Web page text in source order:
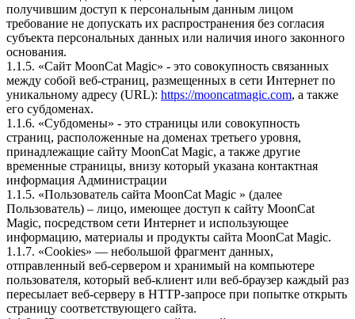
получившим доступ к персональным данным лицом
требование не допускать их распространения без согласия
субъекта персональных данных или наличия иного законного
основания.
1.1.5. «Сайт MoonCat Magic» - это совокупность связанных
между собой веб-страниц, размещенных в сети Интернет по
уникальному адресу (URL): https://mooncatmagic.com, а также
его субдоменах.
1.1.6. «Субдомены» - это страницы или совокупность
страниц, расположенные на доменах третьего уровня,
принадлежащие сайту MoonCat Magic, а также другие
временные страницы, внизу который указана контактная
информация Администрации
1.1.5. «Пользователь сайта MoonCat Magic » (далее
Пользователь) – лицо, имеющее доступ к сайту MoonCat
Magic, посредством сети Интернет и использующее
информацию, материалы и продукты сайта MoonCat Magic.
1.1.7. «Cookies» — небольшой фрагмент данных,
отправленный веб-сервером и хранимый на компьютере
пользователя, который веб-клиент или веб-браузер каждый раз
пересылает веб-серверу в HTTP-запросе при попытке открыть
страницу соответствующего сайта.